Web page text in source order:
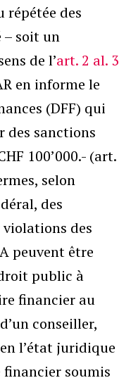
répétée des
– soit un
de l’art. 2 al. 3
en informe le
(DFF) qui
des sanctions
100’000.- (art.
selon
des
des
peuvent être
public à
financier au
conseiller,
l’état juridique
soumis